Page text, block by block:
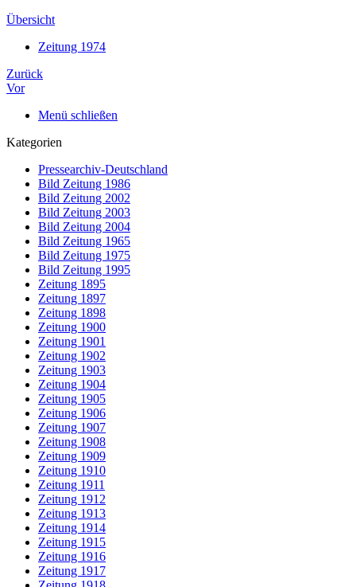
Übersicht
Zeitung 1974
Zurück
Vor
Menü schließen
Kategorien
Pressearchiv-Deutschland
Bild Zeitung 1986
Bild Zeitung 2002
Bild Zeitung 2003
Bild Zeitung 2004
Bild Zeitung 1965
Bild Zeitung 1975
Bild Zeitung 1995
Zeitung 1895
Zeitung 1897
Zeitung 1898
Zeitung 1900
Zeitung 1901
Zeitung 1902
Zeitung 1903
Zeitung 1904
Zeitung 1905
Zeitung 1906
Zeitung 1907
Zeitung 1908
Zeitung 1909
Zeitung 1910
Zeitung 1911
Zeitung 1912
Zeitung 1913
Zeitung 1914
Zeitung 1915
Zeitung 1916
Zeitung 1917